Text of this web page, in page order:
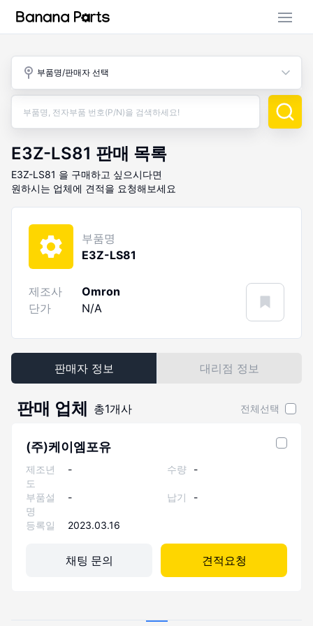
부품명/판매자 선택
E3Z-LS81 판매 목록
E3Z-LS81 을 구매하고 싶으시다면
원하시는 업체에 견적을 요청해보세요
부품명
E3Z-LS81
제조사
Omron
단가
N/A
판매자 정보 대리점 정보
판매 업체 총1개사 전체선택
(주)케이엠포유
제조년
도
- 수량 -
부품설
명
- 납기 -
등록일 2023.03.16
채팅 문의 견적요청